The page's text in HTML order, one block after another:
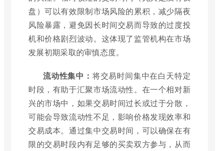
盘）可以有效限制市场风险的累积，减少隔夜
风险暴露，避免因长时间交易而导致的过度投
机和价格剧烈波动。这体现了监管机构在市场
发展初期采取的审慎态度。
流动性集中： 将交易时间集中在白天特定
时段，有助于汇聚市场流动性。在一个相对新
兴的市场中，如果交易时间过长或过于分散，
可能会导致流动性不足，影响价格发现效率和
交易成本。通过集中交易时间，可以确保在有
限的交易时段内有足够的买卖双方参与，从而